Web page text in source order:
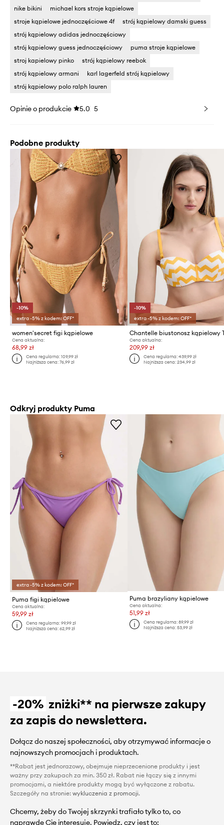
nike bikini
michael kors stroje kąpielowe
stroje kąpielowe jednoczęściowe 4f
strój kąpielowy damski guess
strój kąpielowy adidas jednoczęściowy
strój kąpielowy guess jednoczęściowy
puma stroje kąpielowe
stroj kapielowy pinko
strój kąpielowy reebok
strój kąpielowy armani
karl lagerfeld strój kąpielowy
strój kąpielowy polo ralph lauren
Opinie o produkcie 5.0 5
Podobne produkty
-10%
extra -5% z kodem: OFF*
women'secret figi kąpielowe
Cena aktualna:
68,99 zł
Cena regularna:109,99 zł
Najniższa cena:76,99 zł
-10%
extra -5% z kodem: OFF*
Cena aktualna:
209,99 zł
Cena regularna: 439,99 zł
Najniższa cena: 234,99 zł
Odkryj produkty Puma
extra -5% z kodem: OFF*
Puma figi kąpielowe
Cena aktualna:
59,99 zł
Cena regularna:99,99 zł
Najniższa cena:62,99 zł
Puma brazyliany kąpielowe
Cena aktualna:
51,99 zł
Cena regularna: 89,99 zł
Najniższa cena: 53,99 zł
-20% zniżki** na pierwsze zakupy
za zapis do newslettera.
Dołącz do naszej społeczności, aby otrzymywać informacje o
najnowszych promocjach i produktach.
**Rabat jest jednorazowy, obejmuje nieprzecenione produkty i jest
ważny przy zakupach za min. 350 zł. Rabat nie łączy się z innymi
promocjami, a niektóre produkty mogą być wyłączone z rabatu.
Szczegóły na stronie: wykluczenia z promocji.
Chcemy, żeby do Twojej skrzynki trafiało tylko to, co
naprawdę Cię interesuje. Powiedz, czy jest to: